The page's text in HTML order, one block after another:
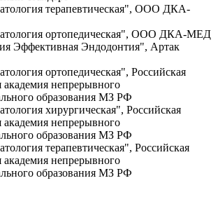
терапевтическая", ООО ДКА-
ортопедическая", ООО ДКА-МЕД
Эффективная Эндодонтия", Артак
ортопедическая", Российская
академия непрерывного
образования МЗ РФ
хирургическая", Российская
академия непрерывного
образования МЗ РФ
терапевтическая", Российская
академия непрерывного
образования МЗ РФ